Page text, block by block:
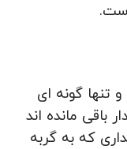
تنها گونه ای
باقی مانده اند
که به گربه